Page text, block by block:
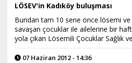
LÖSEV'in Kadıköy buluşması
Bundan tam 10 sene önce lösemi ve
savaşan çocuklar ile ailelerine bir
yola çıkan Lösemili Çocuklar Sağlık
07 Haziran 2012 - 14:36